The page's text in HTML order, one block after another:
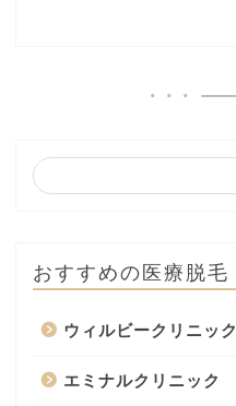
おすすめの医療脱毛
ウィルビークリニック
エミナルクリニック